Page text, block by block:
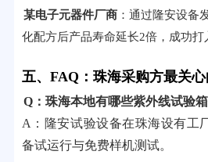
某电子元器件厂商：通过隆安设备
化配方后产品寿命延长2倍，成功打
五、FAQ：珠海采购方最关
Q：珠海本地有哪些紫外线试验
A：隆安试验设备在珠海设有工
备试运行与免费样机测试。